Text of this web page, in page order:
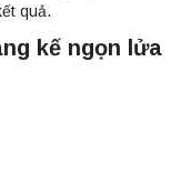
quả.
kế ngọn lửa